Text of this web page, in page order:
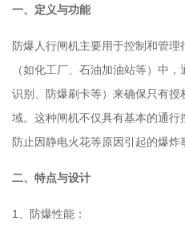
一、定义与功能
防爆人行闸机主要用于控制和管
（如化工厂、石油加油站等）中
识别、防爆刷卡等）来确保只有
域。这种闸机不仅具有基本的通
防止因静电火花等原因引起的爆炸
二、特点与设计
1、防爆性能：